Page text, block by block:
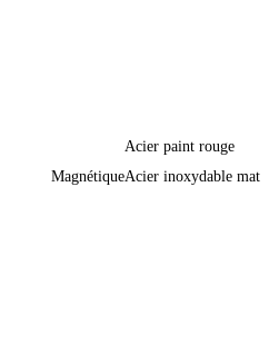
Acier paint rouge
Acier inoxydable mat
Magnétique